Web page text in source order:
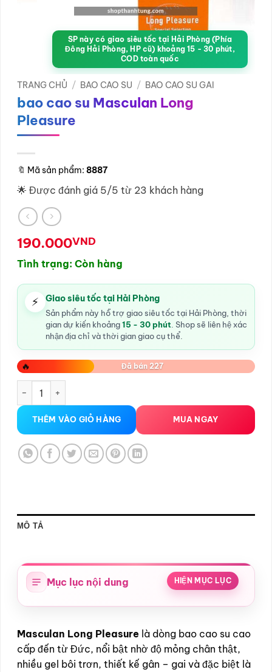
SP này có giao siêu tốc tại Hải Phòng (Phía
Đông Hải Phòng, HP cũ) khoảng 15 - 30 phút,
COD toàn quốc
TRANG CHỦ / BAO CAO SU / BAO CAO SU GAI
bao cao su Masculan Long
Pleasure
🔖 Mã sản phẩm: 8887
🌟 Được đánh giá 5/5 từ 23 khách hàng
190.000VND
Tình trạng: Còn hàng
⚡ Giao siêu tốc tại Hải Phòng
Sản phẩm này hỗ trợ giao siêu tốc tại Hải Phòng, thời
gian dự kiến khoảng15 - 30 phút. Shop sẽ liên hệ xác
nhận địa chỉ và thời gian giao cụ thể.
🔥 Đã bán 227
THÊM VÀO GIỎ HÀNG MUA NGAY
MÔ TẢ
Mục lục nội dung HIỆN MỤC LỤC
Masculan Long Pleasure là dòng bao cao su cao
cấp đến từ Đức, nổi bật nhờ độ mỏng chân thật,
nhiều gel bôi trơn, thiết kế gân – gai và đặc biệt là